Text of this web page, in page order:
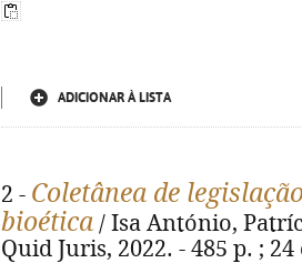
ADICIONAR À LISTA
2 - Coletânea de
bioética / Isa António,
Quid Juris, 2022. - 485 p. ;